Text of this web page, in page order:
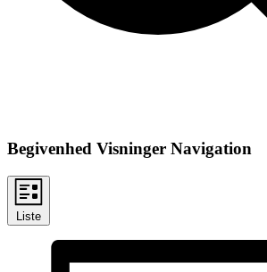
Begivenhed Visninger Navigation
Liste